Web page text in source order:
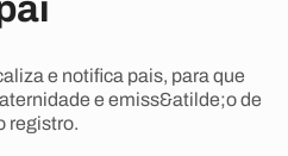
e notifica pais, para que
e emiss&atilde;o de
registro.